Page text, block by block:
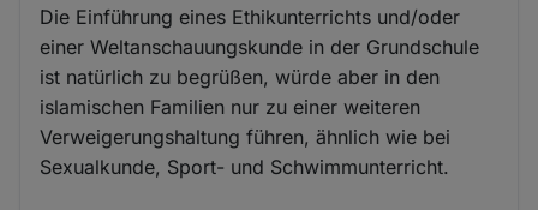
Die Einführung eines Ethikunterrichts und/oder
einer Weltanschauungskunde in der Grundschule
ist natürlich zu begrüßen, würde aber in den
islamischen Familien nur zu einer weiteren
Verweigerungshaltung führen, ähnlich wie bei
Sexualkunde, Sport- und Schwimmunterricht.